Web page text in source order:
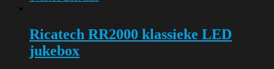
Ricatech RR2000 klassieke LED
jukebox